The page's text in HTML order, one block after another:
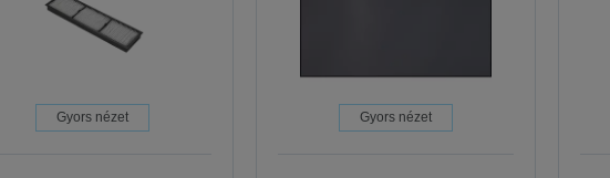
Gyors nézet Gyors nézet